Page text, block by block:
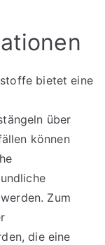
bietet eine
über
können
Zum
die eine